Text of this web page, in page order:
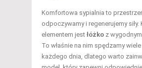
Komfortowa sypialnia to
odpoczywamy i regenerujemy siły.
elementem jest łóżko z
To właśnie na nim spędzamy
każdego dnia, dlatego warto